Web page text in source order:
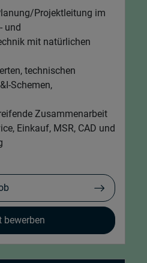
Projektleitung im
und
mit natürlichen
technischen
Schemen,
Zusammenarbeit
Einkauf, MSR, CAD und
bewerben